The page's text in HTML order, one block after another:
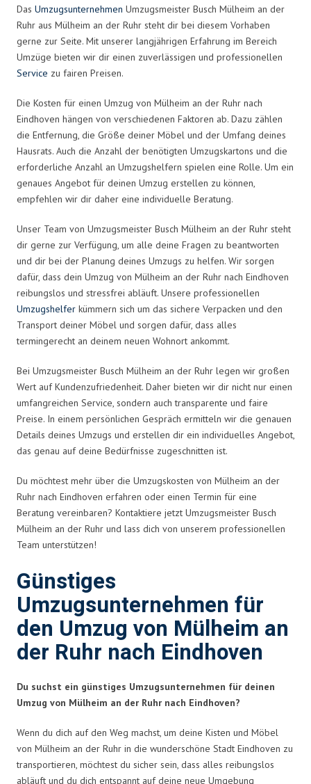
Das Umzugsunternehmen Umzugsmeister Busch Mülheim an der
Ruhr aus Mülheim an der Ruhr steht dir bei diesem Vorhaben
gerne zur Seite. Mit unserer langjährigen Erfahrung im Bereich
Umzüge bieten wir dir einen zuverlässigen und professionellen
Service zu fairen Preisen.
Die Kosten für einen Umzug von Mülheim an der Ruhr nach
Eindhoven hängen von verschiedenen Faktoren ab. Dazu zählen
die Entfernung, die Größe deiner Möbel und der Umfang deines
Hausrats. Auch die Anzahl der benötigten Umzugskartons und die
erforderliche Anzahl an Umzugshelfern spielen eine Rolle. Um ein
genaues Angebot für deinen Umzug erstellen zu können,
empfehlen wir dir daher eine individuelle Beratung.
Unser Team von Umzugsmeister Busch Mülheim an der Ruhr steht
dir gerne zur Verfügung, um alle deine Fragen zu beantworten
und dir bei der Planung deines Umzugs zu helfen. Wir sorgen
dafür, dass dein Umzug von Mülheim an der Ruhr nach Eindhoven
reibungslos und stressfrei abläuft. Unsere professionellen
Umzugshelfer kümmern sich um das sichere Verpacken und den
Transport deiner Möbel und sorgen dafür, dass alles
termingerecht an deinem neuen Wohnort ankommt.
Bei Umzugsmeister Busch Mülheim an der Ruhr legen wir großen
Wert auf Kundenzufriedenheit. Daher bieten wir dir nicht nur einen
umfangreichen Service, sondern auch transparente und faire
Preise. In einem persönlichen Gespräch ermitteln wir die genauen
Details deines Umzugs und erstellen dir ein individuelles Angebot,
das genau auf deine Bedürfnisse zugeschnitten ist.
Du möchtest mehr über die Umzugskosten von Mülheim an der
Ruhr nach Eindhoven erfahren oder einen Termin für eine
Beratung vereinbaren? Kontaktiere jetzt Umzugsmeister Busch
Mülheim an der Ruhr und lass dich von unserem professionellen
Team unterstützen!
Günstiges
Umzugsunternehmen für
den Umzug von Mülheim an
der Ruhr nach Eindhoven
Du suchst ein günstiges Umzugsunternehmen für deinen
Umzug von Mülheim an der Ruhr nach Eindhoven?
Wenn du dich auf den Weg machst, um deine Kisten und Möbel
von Mülheim an der Ruhr in die wunderschöne Stadt Eindhoven zu
transportieren, möchtest du sicher sein, dass alles reibungslos
abläuft und du dich entspannt auf deine neue Umgebung